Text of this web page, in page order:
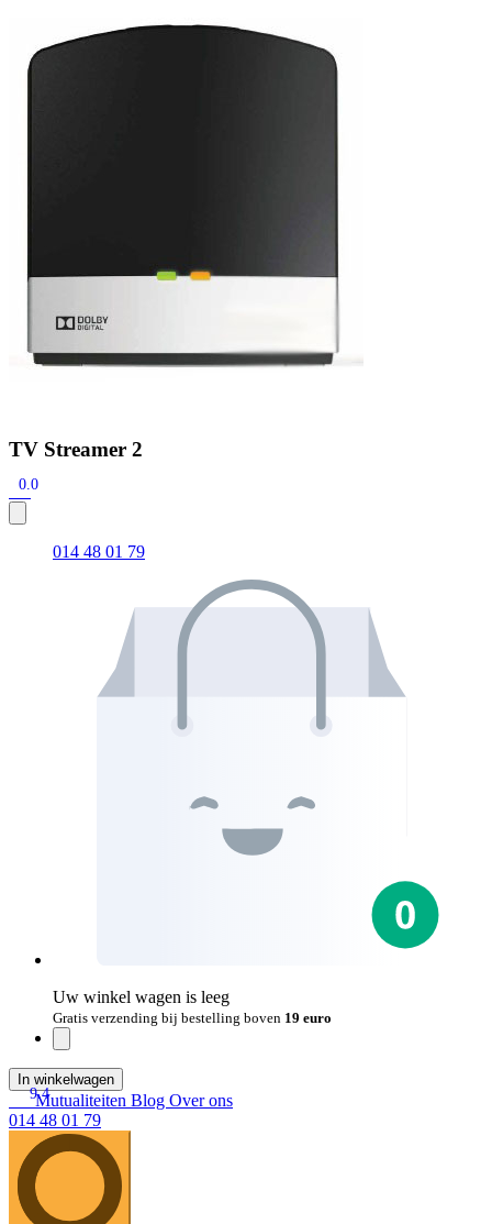
Zoeken
TV Streamer 2
0.0
014 48 01 79
Uw winkel wagen is leeg
Gratis verzending bij bestelling boven 19 euro
In winkelwagen
9.4
Mutualiteiten Blog Over ons
014 48 01 79